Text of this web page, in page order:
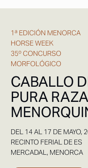
1ª EDICIÓN MENORCA
HORSE WEEK
35º CONCURSO
MORFOLÓGICO
CABALLO
PURA RAZA
DEL 14 AL 17 DE MAYO,
RECINTO FERIAL DE ES
MERCADAL, MENORCA